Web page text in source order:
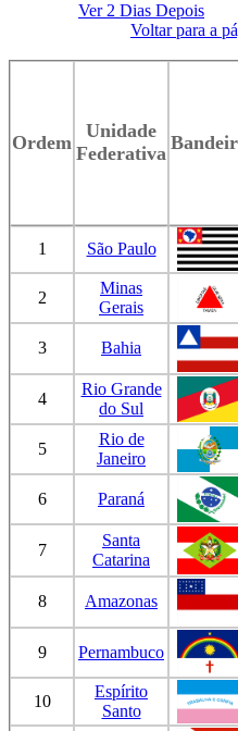
Ver 2 Dias Depois
Voltar para a
Ordem
Unidade
Federativa
1 São Paulo
2
Minas
Gerais
3 Bahia
4
Rio Grande
do Sul
5
Rio de
Janeiro
6 Paraná
7
Santa
Catarina
8 Amazonas
9 Pernambuco
10
Espírito
Santo